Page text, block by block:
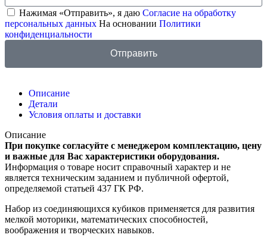
Нажимая «Отправить», я даю Согласие на обработку
персональных данных На основании Политики
конфиденциальности
Отправить
Описание
Детали
Условия оплаты и доставки
Описание
При покупке согласуйте с менеджером комплектацию, цену
и важные для Вас характеристики оборудования.
Информация о товаре носит справочный характер и не
является техническим заданием и публичной офертой,
определяемой статьей 437 ГК РФ.
Набор из соединяющихся кубиков применяется для развития
мелкой моторики, математических способностей,
воображения и творческих навыков.